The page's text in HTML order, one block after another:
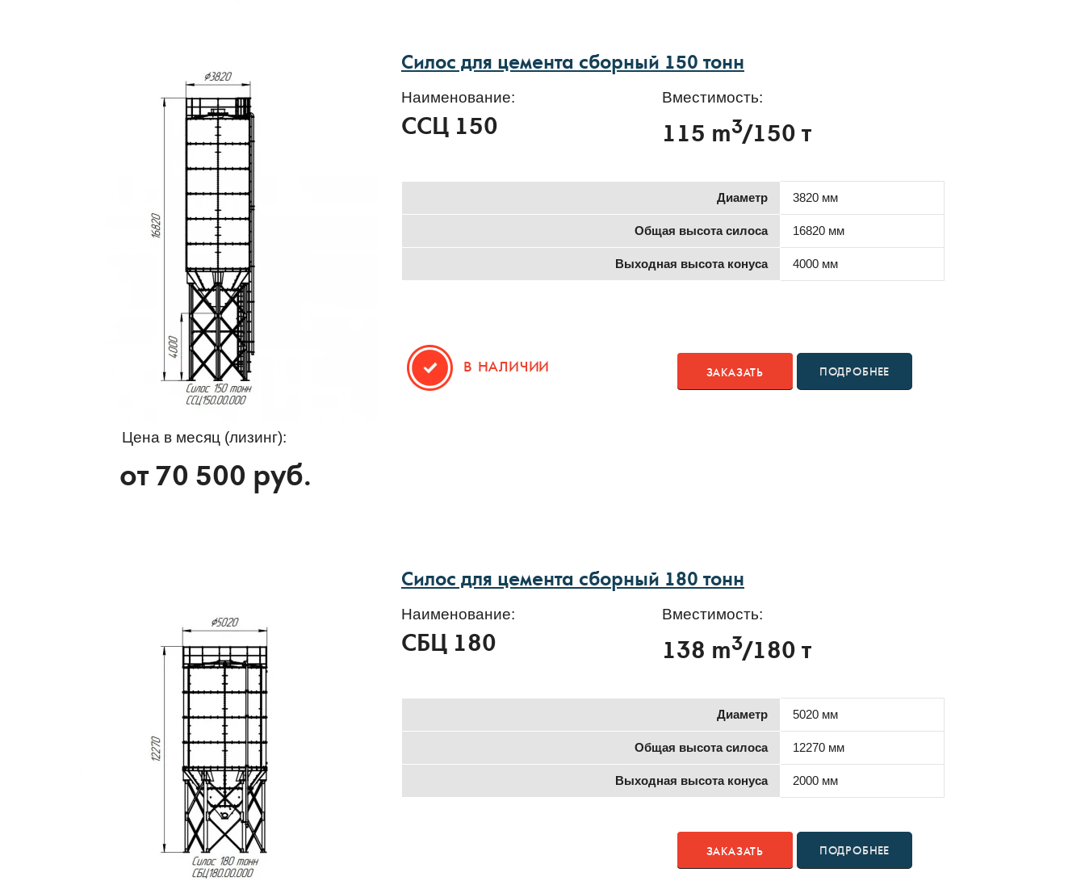
Силос для цемента сборный 150 тонн
Цена в месяц (лизинг):
от 70 500 руб.
Наименование:
ССЦ 150
Вместимость:
115 m3/150 т
Диаметр 3820 мм
Общая высота силоса 16820 мм
Выходная высота конуса 4000 мм
В НАЛИЧИИ ЗАКАЗАТЬ ПОДРОБНЕЕ
Силос для цемента сборный 180 тонн
Наименование:
СБЦ 180
Вместимость:
138 m3/180 т
Диаметр 5020 мм
Общая высота силоса 12270 мм
Выходная высота конуса 2000 мм
ЗАКАЗАТЬ ПОДРОБНЕЕ